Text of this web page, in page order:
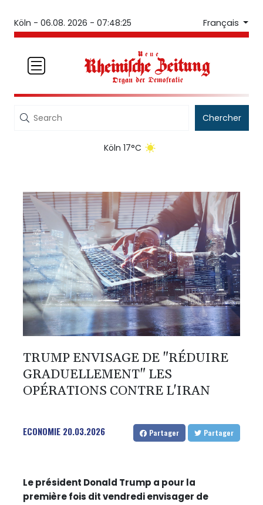
Köln - 06.08. 2026 - 07:48:26 Français
Chercher
Köln 17°C
TRUMP ENVISAGE DE "RÉDUIRE
GRADUELLEMENT" LES
OPÉRATIONS CONTRE L'IRAN
ECONOMIE 20.03.2026 Partager Partager
Le président Donald Trump a pour la
première fois dit vendredi envisager de